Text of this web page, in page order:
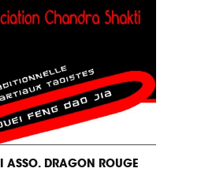
DRAGON ROUGE